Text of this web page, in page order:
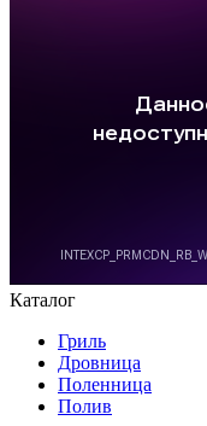
Каталог
Гриль
Дровница
Поленница
Полив